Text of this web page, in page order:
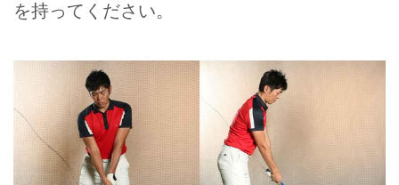
を持ってください。